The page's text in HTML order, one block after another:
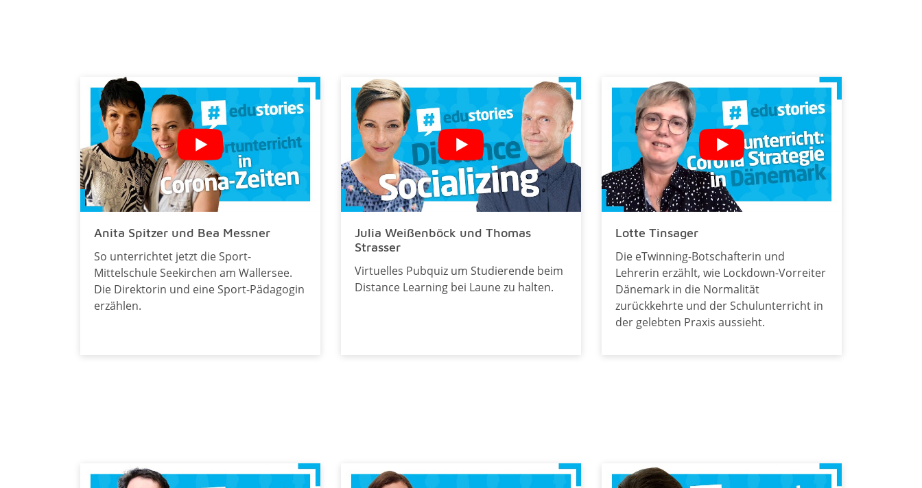
Anita Spitzer und Bea Messner
So unterrichtet jetzt die Sport-
Mittelschule Seekirchen am Wallersee.
Die Direktorin und eine Sport-Pädagogin
erzählen.
Julia Weißenböck und Thomas
Strasser
Virtuelles Pubquiz um Studierende beim
Distance Learning bei Laune zu halten.
Lotte Tinsager
Die eTwinning-Botschafterin und
Lehrerin erzählt, wie Lockdown-Vorreiter
Dänemark in die Normalität
zurückkehrte und der Schulunterricht in
der gelebten Praxis aussieht.